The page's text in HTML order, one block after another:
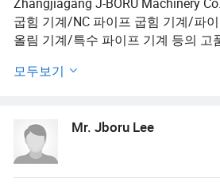
굽힘 기계/NC 파이프 굽힘 기계/파
올림 기계/특수 파이프 기계 등의 고
최대의 효과를 위해 엘보우 파트 설
파이프 굽힘 과정은 과학보다 예술에
생산하는 모든 종류의 파이프 기계
가 장착되어 있습니다. 소프트웨어가
모두보기
Mr. Jboru Lee